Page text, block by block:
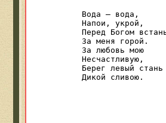
Вода — вода,
Напои, укрой,
Перед Богом
За меня горой.
За любовь мою
Несчастливую,
Берег левый стань
Дикой сливою.